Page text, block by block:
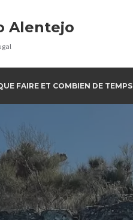
Alentejo
FAIRE ET COMBIEN DE TEMPS